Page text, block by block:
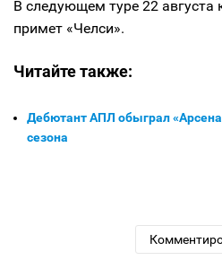
В следующем туре 22
примет «Челси».
Читайте также:
Дебютант АПЛ обыграл
сезона